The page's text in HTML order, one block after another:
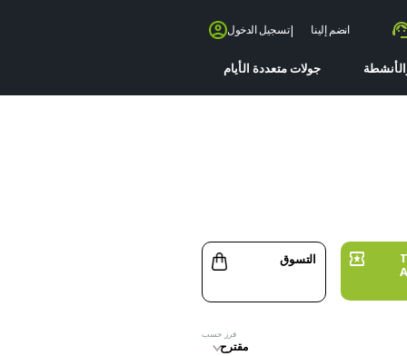
انضم إلينا |تسجيل الدخول
جولات متعددة الأيام
التسوق
فرز حسب
مقترح